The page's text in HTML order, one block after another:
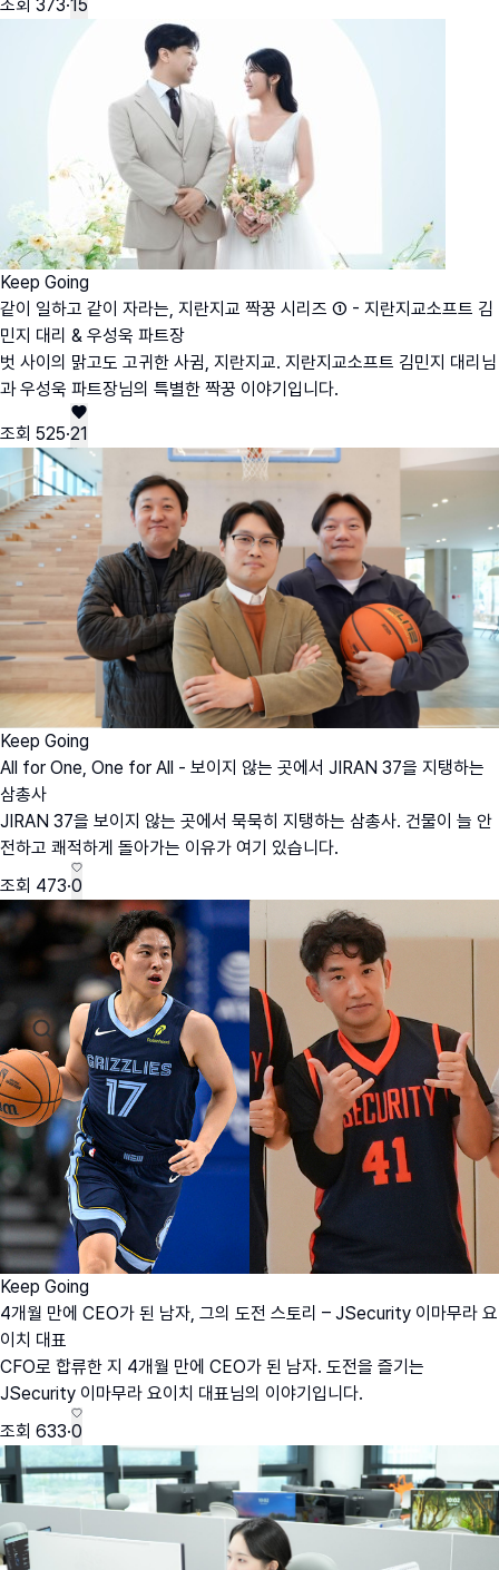
조회 373·15
Keep Going
같이 일하고 같이 자라는, 지란지교 짝꿍 시리즈 ① - 지란지교소프트 김
민지 대리 & 우성욱 파트장
벗 사이의 맑고도 고귀한 사귐, 지란지교. 지란지교소프트 김민지 대리님
과 우성욱 파트장님의 특별한 짝꿍 이야기입니다.
조회 525·21
Keep Going
All for One, One for All - 보이지 않는 곳에서 JIRAN 37을 지탱하는
삼총사
JIRAN 37을 보이지 않는 곳에서 묵묵히 지탱하는 삼총사. 건물이 늘 안
전하고 쾌적하게 돌아가는 이유가 여기 있습니다.
조회 473·0
Keep Going
4개월 만에 CEO가 된 남자, 그의 도전 스토리 – JSecurity 이마무라 요
이치 대표
CFO로 합류한 지 4개월 만에 CEO가 된 남자. 도전을 즐기는
JSecurity 이마무라 요이치 대표님의 이야기입니다.
조회 633·0